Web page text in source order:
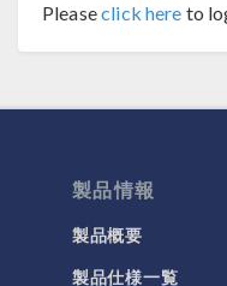
Pleaseclick here to
製品情報
製品概要
製品仕様一覧